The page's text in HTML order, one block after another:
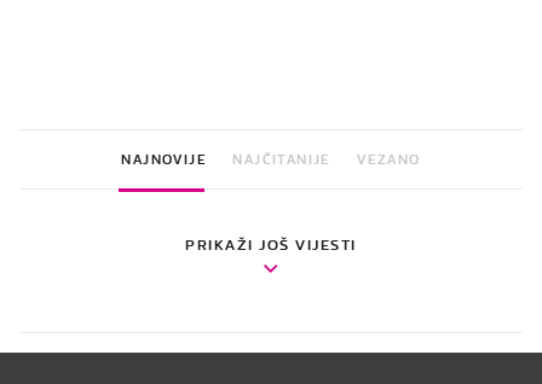
NAJNOVIJE NAJČITANIJE VEZANO
PRIKAŽI JOŠ VIJESTI